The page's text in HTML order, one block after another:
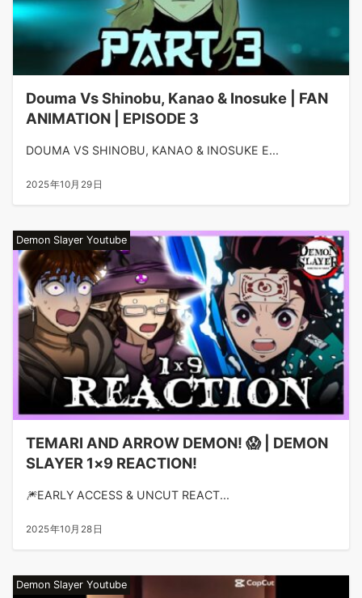
Douma Vs Shinobu, Kanao & Inosuke | FAN
ANIMATION | EPISODE 3
DOUMA VS SHINOBU, KANAO & INOSUKE E...
2025年10月29日
Demon Slayer Youtube
TEMARI AND ARROW DEMON! 😱 | DEMON
SLAYER 1×9 REACTION!
🎆EARLY ACCESS & UNCUT REACT...
2025年10月28日
Demon Slayer Youtube